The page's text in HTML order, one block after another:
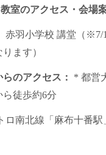
室のアクセス・会場案
赤羽小学校 講堂（※7/
ます）
のアクセス：
* 都営
徒歩約6分
ロ南北線「麻布十番駅